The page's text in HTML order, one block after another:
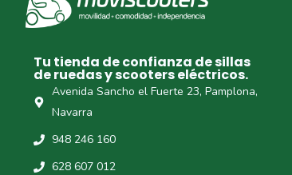
Tu tienda de confianza de sillas
de ruedas y scooters eléctricos.
Avenida Sancho el Fuerte 23, Pamplona,
Navarra
948 246 160
628 607 012